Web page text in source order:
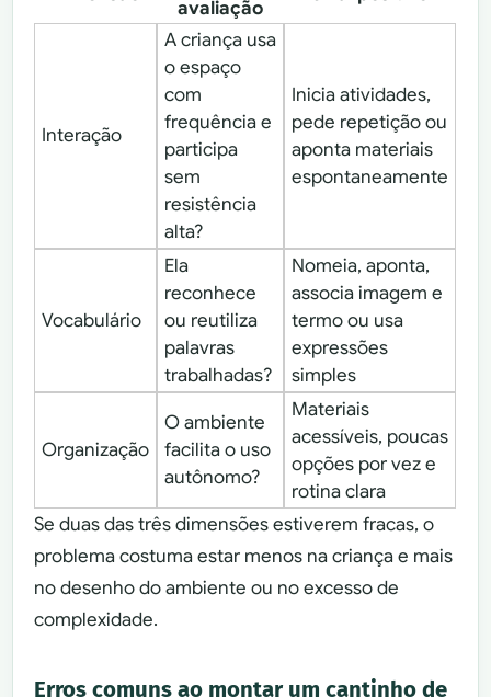
avaliação
Interação
A criança usa
o espaço
com
frequência e
participa
sem
resistência
alta?
Inicia atividades,
pede repetição ou
aponta materiais
espontaneamente
Vocabulário
Ela
reconhece
ou reutiliza
palavras
trabalhadas?
Nomeia, aponta,
associa imagem e
termo ou usa
expressões
simples
Organização
O ambiente
facilita o uso
autônomo?
Materiais
acessíveis, poucas
opções por vez e
rotina clara
Se duas das três dimensões estiverem fracas, o
problema costuma estar menos na criança e mais
no desenho do ambiente ou no excesso de
complexidade.
Erros comuns ao montar um cantinho de